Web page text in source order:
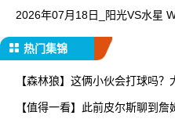
2026年07月18日_阳光VS水星
热门集锦
【森林狼】这俩小伙会打球吗？
【值得一看】此前皮尔斯聊到詹